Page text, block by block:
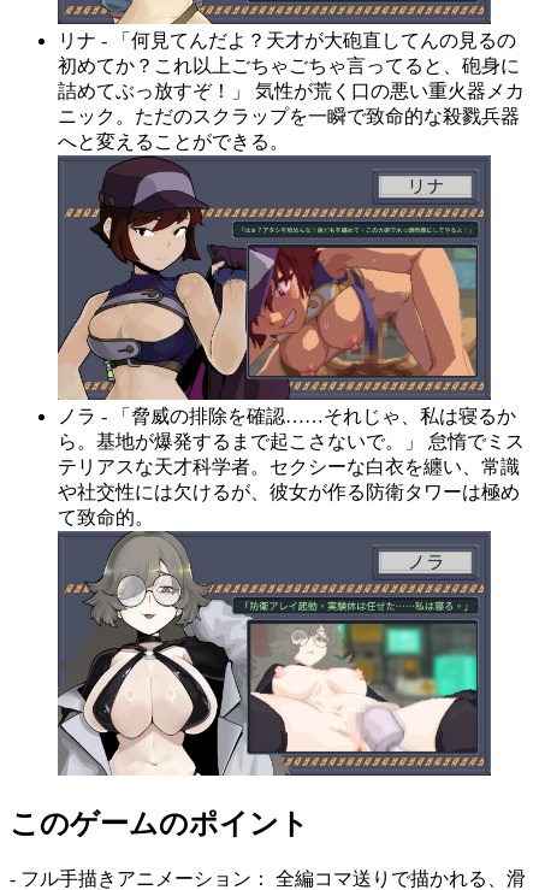
リナ - 「何見てんだよ？天才が大砲直してんの見るの
初めてか？これ以上ごちゃごちゃ言ってると、砲身に
詰めてぶっ放すぞ！」 気性が荒く口の悪い重火器メカ
ニック。ただのスクラップを一瞬で致命的な殺戮兵器
へと変えることができる。
ノラ - 「脅威の排除を確認……それじゃ、私は寝るか
ら。基地が爆発するまで起こさないで。」 怠惰でミス
テリアスな天才科学者。セクシーな白衣を纏い、常識
や社交性には欠けるが、彼女が作る防衛タワーは極め
て致命的。
このゲームのポイント
- フル手描きアニメーション： 全編コマ送りで描かれる、滑